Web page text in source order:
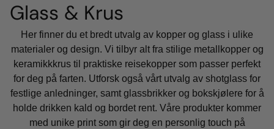
Glass & Krus
Her finner du et bredt utvalg av kopper og glass i ulike
materialer og design. Vi tilbyr alt fra stilige metallkopper og
keramikkkrus til praktiske reisekopper som passer perfekt
for deg på farten. Utforsk også vårt utvalg av shotglass for
festlige anledninger, samt glassbrikker og bokskjølere for å
holde drikken kald og bordet rent. Våre produkter kommer
med unike print som gir deg en personlig touch på